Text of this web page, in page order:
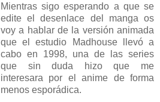
Mientras sigo esperando a que se
edite el desenlace del manga os
voy a hablar de la versión animada
que el estudio Madhouse llevó a
cabo en 1998, una de las series
que sin duda hizo que me
interesara por el anime de forma
menos esporádica.